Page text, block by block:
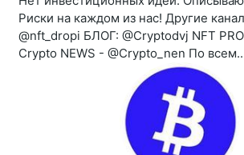
Риски на каждом из нас! Другие
@nft_dropi БЛОГ: @Cryptodvj NFT
Crypto NEWS - @Crypto_nen По